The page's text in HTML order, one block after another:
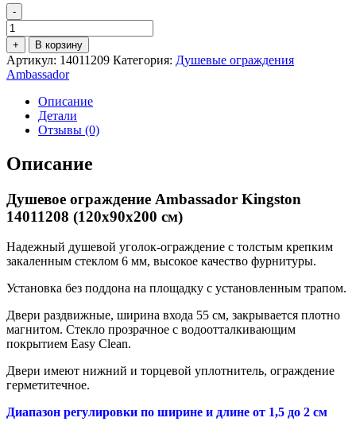
-
Количество
товара
Душевое
ограждение
Ambassador
Kingston
14011209
+ В корзину
Артикул: 14011209 Категория: Душевые ограждения
Ambassador
Описание
Детали
Отзывы (0)
Описание
Душевое ограждение Ambassador Kingston
14011208 (120x90x200 см)
Надежный душевой уголок-ограждение с толстым крепким
закаленным стеклом 6 мм, высокое качество фурнитуры.
Установка без поддона на площадку с установленным трапом.
Двери раздвижные, ширина входа 55 см, закрывается плотно
магнитом. Стекло прозрачное с водоотталкивающим
покрытием Easy Clean.
Двери имеют нижний и торцевой уплотнитель, ограждение
герметитечное.
Диапазон регулировки по ширине и длине от 1,5 до 2 см